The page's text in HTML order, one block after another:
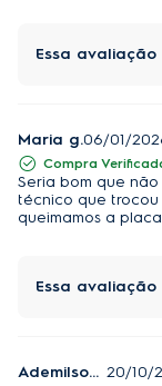
Essa avaliação
Maria g.06/01/
Compra
Seria bom que
técnico que
queimamos a placa
Essa avaliação
Ademilson P. 20/10/